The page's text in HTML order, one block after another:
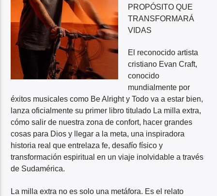
PROPÓSITO QUE
TRANSFORMARÁ
VIDAS
El reconocido artista
cristiano Evan Craft,
conocido
mundialmente por
éxitos musicales como Be Alright y Todo va a estar bien,
lanza oficialmente su primer libro titulado La milla extra,
cómo salir de nuestra zona de confort, hacer grandes
cosas para Dios y llegar a la meta, una inspiradora
historia real que entrelaza fe, desafío físico y
transformación espiritual en un viaje inolvidable a través
de Sudamérica.
La milla extra no es solo una metáfora. Es el relato